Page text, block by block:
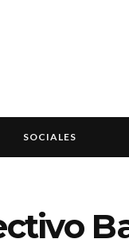
SOCIALES